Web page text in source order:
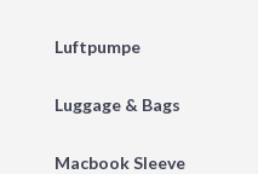
Luftpumpe
Luggage & Bags
Macbook Sleeve